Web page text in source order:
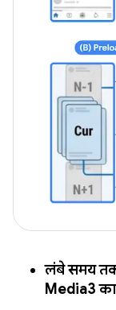
लंबे समय
Media3